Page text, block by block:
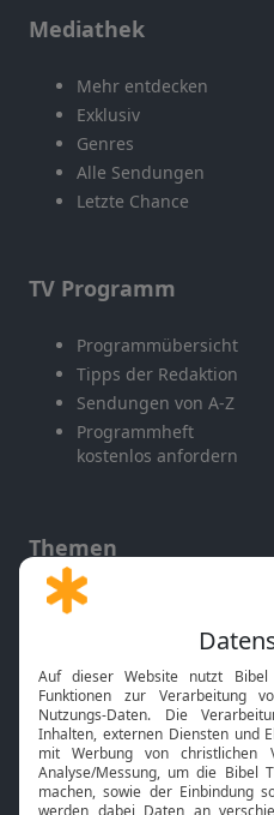
Mediathek
Mehr entdecken
Exklusiv
Genres
Alle Sendungen
Letzte Chance
TV Programm
Programmübersicht
Tipps der Redaktion
Sendungen von A-Z
Programmheft
kostenlos anfordern
Themen
Gott und Bibel erklärt
Neuigkeiten